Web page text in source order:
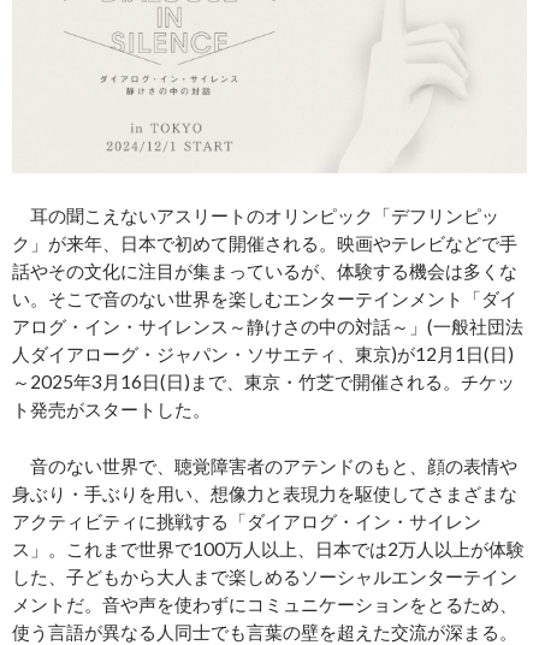
耳の聞こえないアスリートのオリンピック「デフリンピッ
ク」が来年、日本で初めて開催される。映画やテレビなどで手
話やその文化に注目が集まっているが、体験する機会は多くな
い。そこで音のない世界を楽しむエンターテインメント「ダイ
アログ・イン・サイレンス～静けさの中の対話～」(一般社団法
人ダイアローグ・ジャパン・ソサエティ、東京)が12月1日(日)
～2025年3月16日(日)まで、東京・竹芝で開催される。チケッ
ト発売がスタートした。
音のない世界で、聴覚障害者のアテンドのもと、顔の表情や
身ぶり・手ぶりを用い、想像力と表現力を駆使してさまざまな
アクティビティに挑戦する「ダイアログ・イン・サイレン
ス」。これまで世界で100万人以上、日本では2万人以上が体験
した、子どもから大人まで楽しめるソーシャルエンターテイン
メントだ。音や声を使わずにコミュニケーションをとるため、
使う言語が異なる人同士でも言葉の壁を超えた交流が深まる。